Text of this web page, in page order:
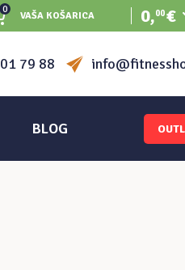
0
VAŠA KOŠARICA 0,00€
proizvoda u košarici.
79 88
BLOG